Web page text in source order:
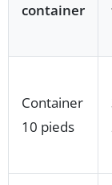
container
Container
10 pieds